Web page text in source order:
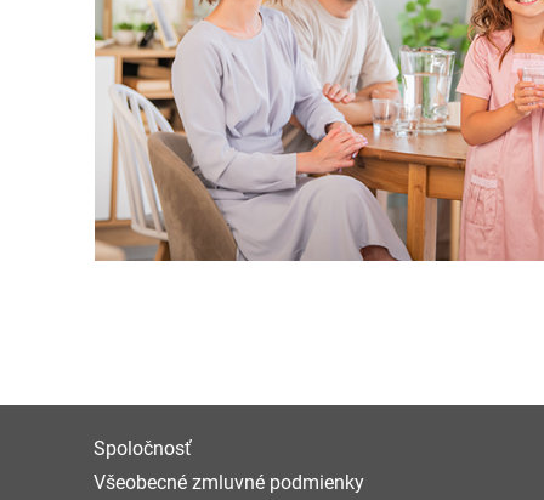
Spoločnosť
Všeobecné zmluvné podmienky